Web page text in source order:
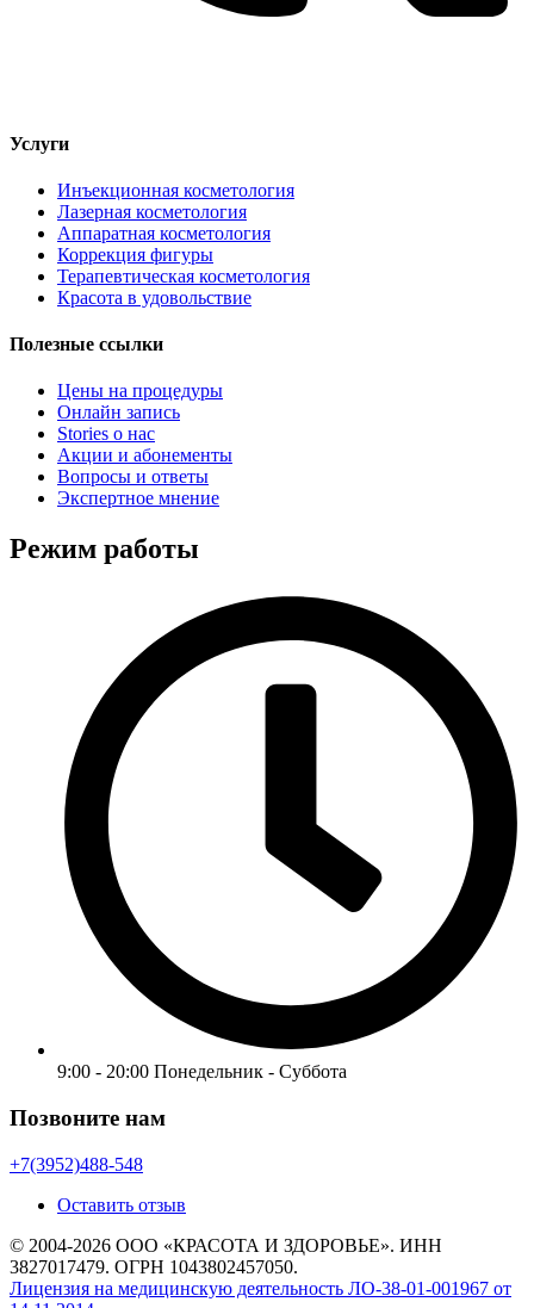
Услуги
Инъекционная косметология
Лазерная косметология
Аппаратная косметология
Коррекция фигуры
Терапевтическая косметология
Красота в удовольствие
Полезные ссылки
Цены на процедуры
Онлайн запись
Stories о нас
Акции и абонементы
Вопросы и ответы
Экспертное мнение
Режим работы
9:00 - 20:00 Понедельник - Суббота
Позвоните нам
+7(3952)488-548
Оставить отзыв
© 2004-2026 ООО «КРАСОТА И ЗДОРОВЬЕ». ИНН
3827017479. ОГРН 1043802457050.
Лицензия на медицинскую деятельность ЛО-38-01-001967 от